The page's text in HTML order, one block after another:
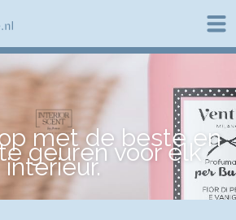
met de beste en
geuren voor elk
interieur.